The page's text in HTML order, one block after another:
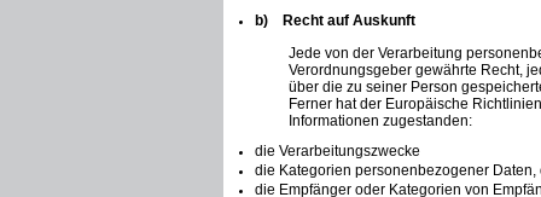
b) Recht auf Auskunft
Jede von der Verarbeitung
Verordnungsgeber gewährte Recht,
über die zu seiner Person
Ferner hat der Europäische
Informationen zugestanden:
die Verarbeitungszwecke
die Kategorien personenbezogener
die Empfänger oder Kategorien von